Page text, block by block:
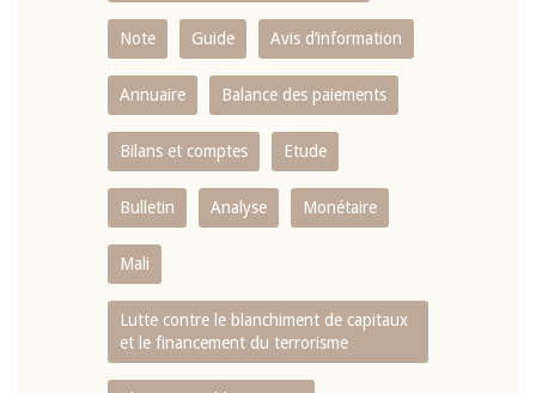
Note Guide Avis d’information
Annuaire Balance des paiements
Bilans et comptes Etude
Bulletin Analyse Monétaire
Mali
Lutte contre le blanchiment de capitaux
et le financement du terrorisme